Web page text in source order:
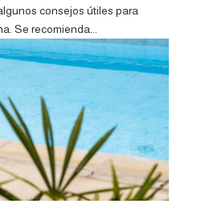
consejos útiles para
Se recomienda...